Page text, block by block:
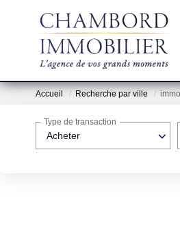
Accueil Recherche par ville
Acheter
Type de transaction